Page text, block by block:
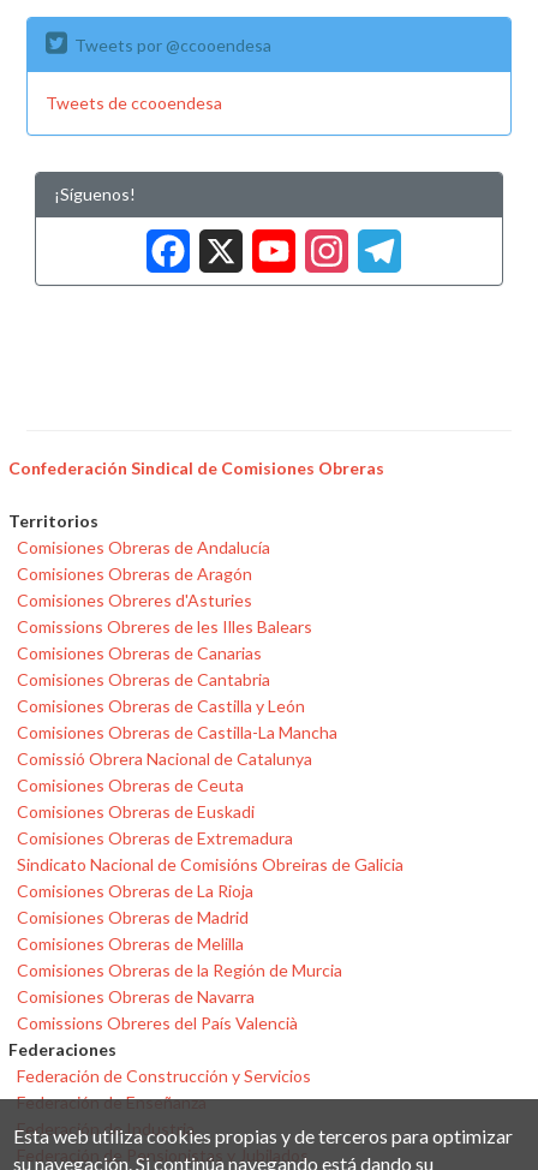
Tweets por @ccooendesa
Tweets de ccooendesa
¡Síguenos!
Facebook
X
Confederación Sindical de Comisiones Obreras
Territorios
Comisiones Obreras de Andalucía
Comisiones Obreras de Aragón
Comisiones Obreres d'Asturies
Comissions Obreres de les Illes Balears
Comisiones Obreras de Canarias
Comisiones Obreras de Cantabria
Comisiones Obreras de Castilla y León
Comisiones Obreras de Castilla-La Mancha
Comissió Obrera Nacional de Catalunya
Comisiones Obreras de Ceuta
Comisiones Obreras de Euskadi
Comisiones Obreras de Extremadura
Sindicato Nacional de Comisións Obreiras de Galicia
Comisiones Obreras de La Rioja
Comisiones Obreras de Madrid
Comisiones Obreras de Melilla
Comisiones Obreras de la Región de Murcia
Comisiones Obreras de Navarra
Comissions Obreres del País Valencià
Federaciones
Federación de Construcción y Servicios
Federación de Enseñanza
Federación de Industria
Federación de Pensionistas y Jubilados
Esta web utiliza cookies propias y de terceros para optimizar
su navegación. Si continúa navegando está dando su